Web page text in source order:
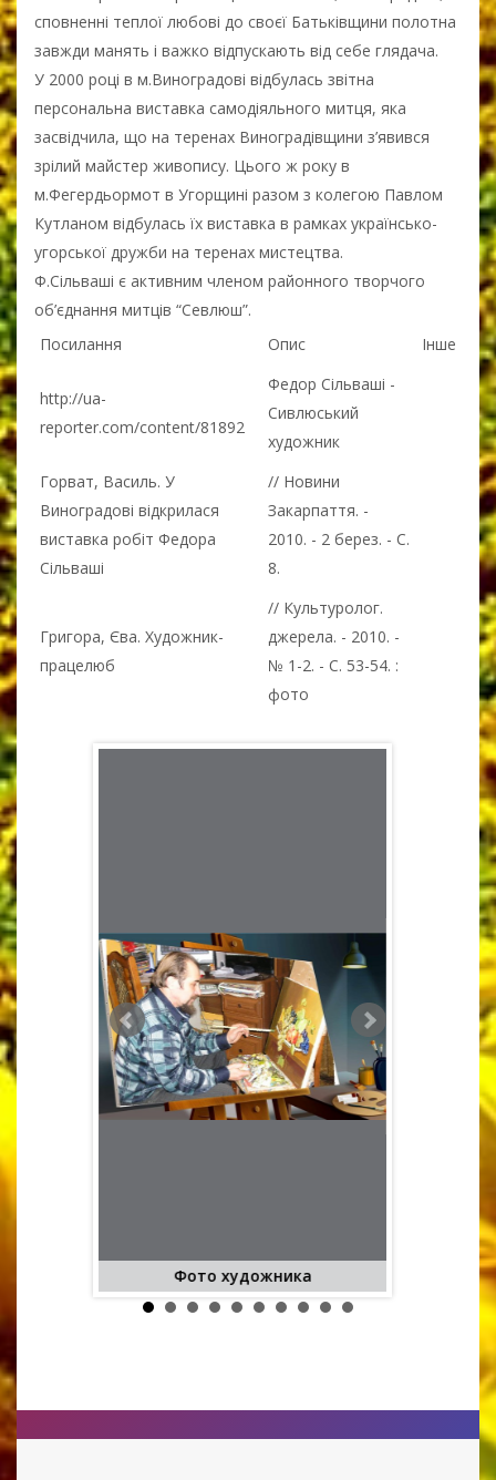
сповненні теплої любові до своєї Батьківщини полотна
завжди манять і важко відпускають від себе глядача.
У 2000 році в м.Виноградові відбулась звітна
персональна виставка самодіяльного митця, яка
засвідчила, що на теренах Виноградівщини з’явився
зрілий майстер живопису. Цього ж року в
м.Фегердьормот в Угорщині разом з колегою Павлом
Кутланом відбулась їх виставка в рамках українсько-
угорської дружби на теренах мистецтва.
Ф.Сільваші є активним членом районного творчого
об’єднання митців “Севлюш”.
Посилання
Опис Інше
http://ua-
reporter.com/content/81892
Федор Сільваші -
Сивлюський
художник
Горват, Василь. У
Виноградові відкрилася
виставка робіт Федора
Сільваші
// Новини
Закарпаття. -
2010. - 2 берез. - С.
8.
Григора, Єва. Художник-
працелюб
// Культуролог.
джерела. - 2010. -
№ 1-2. - С. 53-54. :
фото
Фото художника